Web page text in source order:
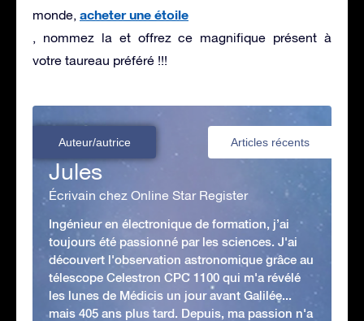
monde, acheter une étoile
, nommez la et offrez ce magnifique présent à
votre taureau préféré !!!
Auteur/autrice Articles récents
Jules
Écrivain chez Online Star Register
Ingénieur en électronique de formation, j’ai
toujours été passionné par les sciences. J'ai
découvert l'observation astronomique grâce au
télescope Celestron CPC 1100 qui m'a révélé
les lunes de Médicis un jour avant Galilée...
mais 405 ans plus tard. Depuis, ma passion n'a